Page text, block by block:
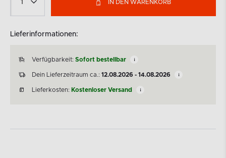
IN DEN WARENKORB
Lieferinformationen:
Verfügbarkeit: Sofort bestellbar
Dein Lieferzeitraum ca.: 12.08.2026 - 14.08.2026
Lieferkosten: Kostenloser Versand